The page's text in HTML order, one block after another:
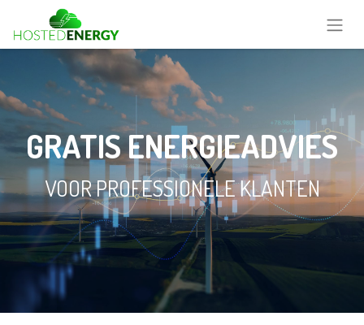
GRATIS ENERGIEADVIES
VOOR PROFESSIONELE KLANTEN